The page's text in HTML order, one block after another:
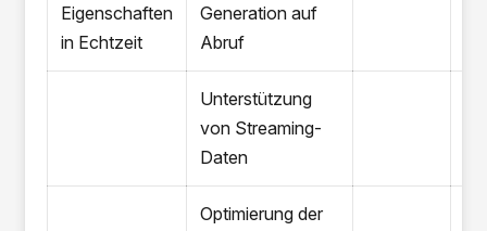
Eigenschaften
in Echtzeit
Generation auf
Abruf
Unterstützung
von Streaming-
Daten
Optimierung der